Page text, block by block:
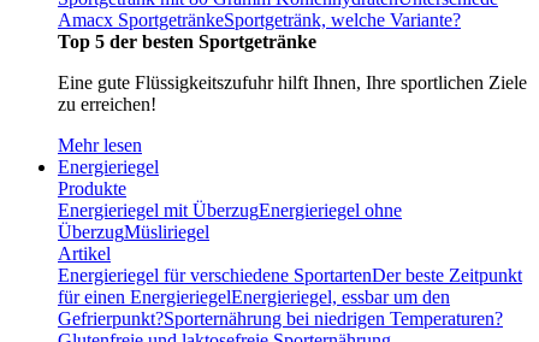
Amacx SportgetränkeSportgetränk, welche Variante?
Top 5 der besten Sportgetränke
Eine gute Flüssigkeitszufuhr hilft Ihnen, Ihre sportlichen Ziele
zu erreichen!
Mehr lesen
Energieriegel
Produkte
Energieriegel mit ÜberzugEnergieriegel ohne
ÜberzugMüsliriegel
Artikel
Energieriegel für verschiedene SportartenDer beste Zeitpunkt
für einen EnergieriegelEnergieriegel, essbar um den
Gefrierpunkt?Sporternährung bei niedrigen Temperaturen?